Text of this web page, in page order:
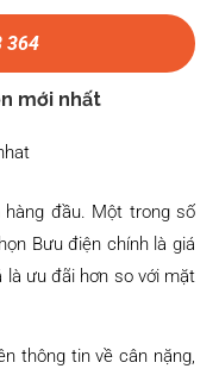
364
mới nhất
đầu. Một trong số
Bưu điện chính là giá
ưu đãi hơn so với mặt
thông tin về cân nặng,